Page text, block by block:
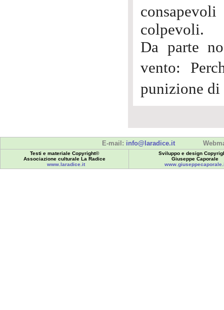
colpevoli.
Da parte
vento:
punizione di
E-mail: info@laradice.it
Testi e materiale Copyright©
Associazione culturale La Radice
www.laradice.it
Sviluppo e design
Giuseppe Caporale